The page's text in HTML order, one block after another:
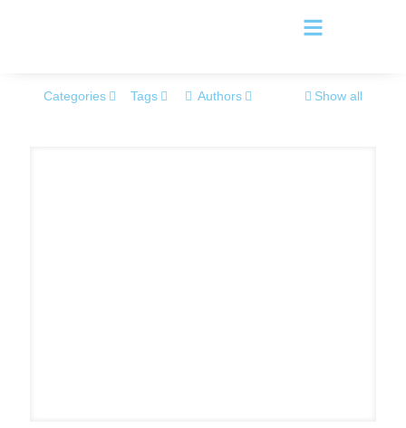
Categories Tags Authors Show all